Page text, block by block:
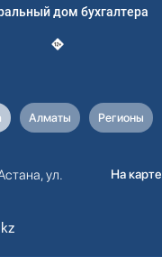
дом бухгалтера
Алматы Регионы
ул.
На карте